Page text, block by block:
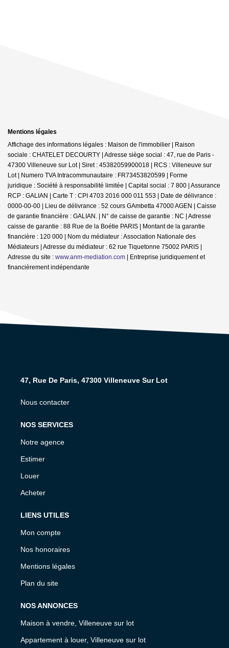
Mentions légales
Affichage des informations légales : Maison de l'immobilier | Raison
sociale : CHATELET DECOURTY | Adresse siège social : 47, rue de Paris -
47300 Villeneuve sur Lot | Siret : 45382059900018 | RCS : Villeneuve sur
Lot | Numero TVA Intracommunautaire : FR73453820599 | Forme
juridique : Société à responsabilité limitée | Capital social : 7 800 | Assurance
RCP : GALIAN | Carte T : CPI 4703 2016 000 011 553 | Date de délivrance :
0000-00-00 | Lieu de délivrance : 52 cours GAmbetta 47000 AGEN | Caisse
de garantie financière : GALIAN. | N° de caisse de garantie : NC | Adresse
caisse de garantie : 88 Rue de la Boétie PARIS | Montant de la garantie
financière : 120 000 | Nom du médiateur : Association Nationale des
Médiateurs | Adresse du médiateur : 62 rue Tiquetonne 75002 PARIS |
Adresse du site : www.anm-mediation.com | Entreprise juridiquement et
financièrement indépendante
47, Rue De Paris, 47300 Villeneuve Sur Lot
Nous contacter
NOS SERVICES
Notre agence
Estimer
Louer
Acheter
LIENS UTILES
Mon compte
Nos honoraires
Mentions légales
Plan du site
NOS ANNONCES
Maison à vendre, Villeneuve sur lot
Appartement à louer, Villeneuve sur lot